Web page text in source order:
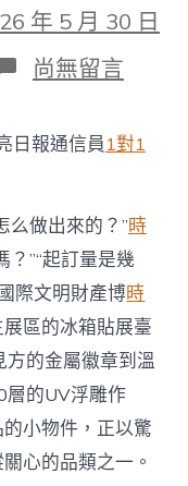
年 5 月 30 日
在
〈小
物
年
場
｜
小
小
冰
箱
到
九
宮
格
分
享
尚無留言
日報通信員1對1
么做出來的？”時
”“起訂量是幾
際文明財產博時
區的冰箱貼展臺
方的金屬徽章到溫
層的UV浮雕作
小物件，正以驚
心的品類之一。